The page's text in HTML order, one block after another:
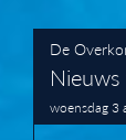
De
woensdag 3